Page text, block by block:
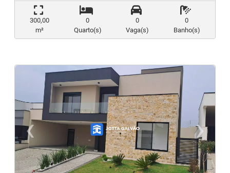
300,00
m²
0
Quarto(s)
0
Vaga(s)
0
Banho(s)
‹
Previous
›